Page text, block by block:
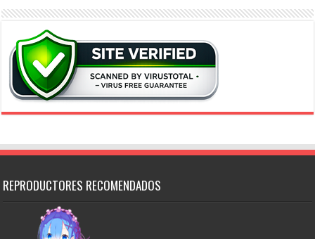
REPRODUCTORES RECOMENDADOS